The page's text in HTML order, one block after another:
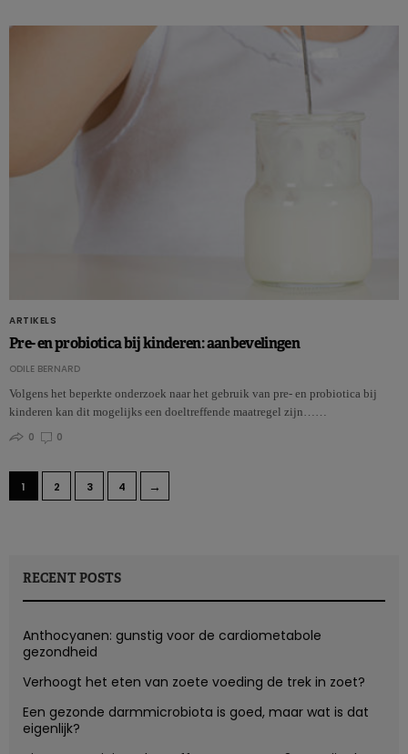
ARTIKELS
Pre- en probiotica bij kinderen: aanbevelingen
ODILE BERNARD
Volgens het beperkte onderzoek naar het gebruik van pre- en probiotica bij
kinderen kan dit mogelijks een doeltreffende maatregel zijn……
0
0
1 2 3 4 →
RECENT POSTS
Anthocyanen: gunstig voor de cardiometabole
gezondheid
Verhoogt het eten van zoete voeding de trek in zoet?
Een gezonde darmmicrobiota is goed, maar wat is dat
eigenlijk?